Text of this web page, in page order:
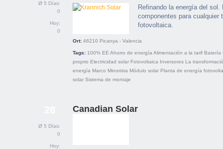
Ø 5 Días:
0
Hoy:
0
Refinando la energía del
componentes para cualquier
fotovoltaica.
Ort: 46210 Picanya - Valencia
Tags: 100% EE Ahorro de energía Alimentación a la tarif Batería
proprio Electricidad solar Fotovoltaica Inversores La
energía Marco Minorista Módulo solar Planta de energía
solar Sistema de montaje
Ø 5 Días:
0
Hoy:
Canadian Solar